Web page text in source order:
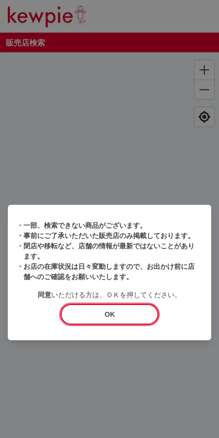
販売店検索
Loading...
一部、検索できない商品がございます。
事前にご了承いただいた販売店のみ掲載しております。
閉店や移転など、店舗の情報が最新ではないことがあり
ます。
お店の在庫状況は日々変動しますので、お出かけ前に店
舗へのご確認をお願いいたします。
同意いただける方は、ＯＫを押してください。
OK